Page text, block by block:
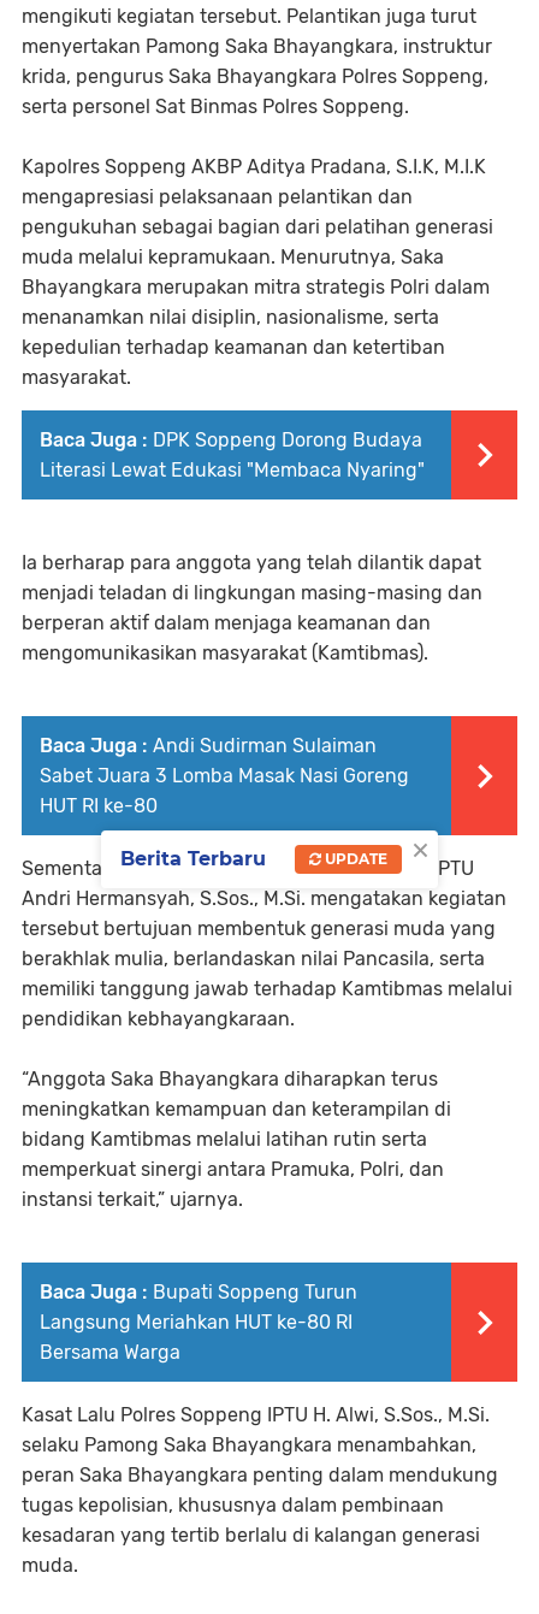
mengikuti kegiatan tersebut. Pelantikan juga turut
menyertakan Pamong Saka Bhayangkara, instruktur
krida, pengurus Saka Bhayangkara Polres Soppeng,
serta personel Sat Binmas Polres Soppeng.
Kapolres Soppeng AKBP Aditya Pradana, S.I.K, M.I.K
mengapresiasi pelaksanaan pelantikan dan
pengukuhan sebagai bagian dari pelatihan generasi
muda melalui kepramukaan. Menurutnya, Saka
Bhayangkara merupakan mitra strategis Polri dalam
menanamkan nilai disiplin, nasionalisme, serta
kepedulian terhadap keamanan dan ketertiban
masyarakat.
Baca Juga : DPK Soppeng Dorong Budaya
Literasi Lewat Edukasi "Membaca Nyaring"
Ia berharap para anggota yang telah dilantik dapat
menjadi teladan di lingkungan masing-masing dan
berperan aktif dalam menjaga keamanan dan
mengomunikasikan masyarakat (Kamtibmas).
Baca Juga : Andi Sudirman Sulaiman
Sabet Juara 3 Lomba Masak Nasi Goreng
HUT RI ke-80
Sementara itu, Kasat Binmas Polres Soppeng IPTU
Andri Hermansyah, S.Sos., M.Si. mengatakan kegiatan
tersebut bertujuan membentuk generasi muda yang
berakhlak mulia, berlandaskan nilai Pancasila, serta
memiliki tanggung jawab terhadap Kamtibmas melalui
pendidikan kebhayangkaraan.
“Anggota Saka Bhayangkara diharapkan terus
meningkatkan kemampuan dan keterampilan di
bidang Kamtibmas melalui latihan rutin serta
memperkuat sinergi antara Pramuka, Polri, dan
instansi terkait,” ujarnya.
Baca Juga : Bupati Soppeng Turun
Langsung Meriahkan HUT ke-80 RI
Bersama Warga
Kasat Lalu Polres Soppeng IPTU H. Alwi, S.Sos., M.Si.
selaku Pamong Saka Bhayangkara menambahkan,
peran Saka Bhayangkara penting dalam mendukung
tugas kepolisian, khususnya dalam pembinaan
kesadaran yang tertib berlalu di kalangan generasi
muda.
×
Berita Terbaru UPDATE